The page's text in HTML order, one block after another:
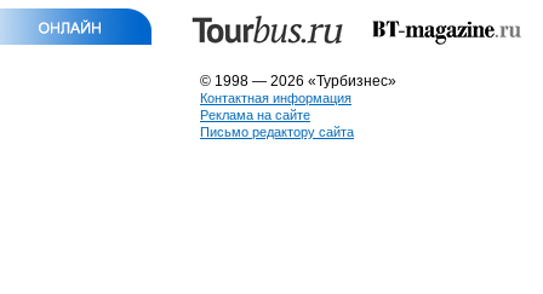
© 1998 — 2026 «Турбизнес»
Контактная информация
Реклама на сайте
Письмо редактору сайта